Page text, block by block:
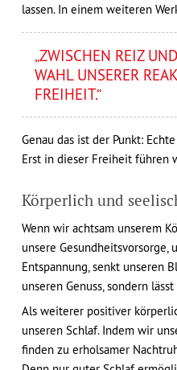
lassen. In einem weiteren
„ZWISCHEN REIZ
WAHL UNSERER
FREIHEIT.“
Genau das ist der Punkt:
Erst in dieser Freiheit führen
Körperlich und
Wenn wir achtsam unserem
unsere
Entspannung, senkt unseren
unseren Genuss, sondern
Als weiterer positiver
unseren Schlaf. Indem wir
finden zu erholsamer